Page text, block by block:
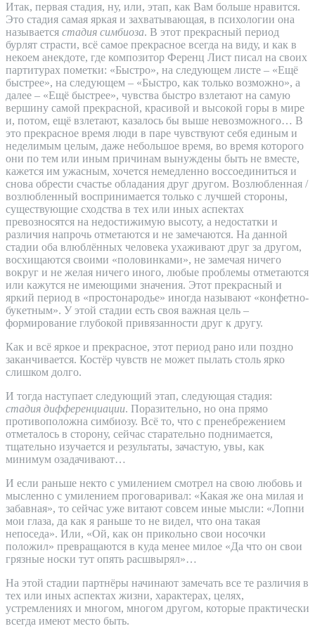
Итак, первая стадия, ну, или, этап, как Вам больше нравится.
Это стадия самая яркая и захватывающая, в психологии она
называется стадия симбиоза. В этот прекрасный период
бурлят страсти, всё самое прекрасное всегда на виду, и как в
некоем анекдоте, где композитор Ференц Лист писал на своих
партитурах пометки: «Быстро», на следующем листе – «Ещё
быстрее», на следующем – «Быстро, как только возможно», а
далее – «Ещё быстрее», чувства быстро взлетают на самую
вершину самой прекрасной, красивой и высокой горы в мире
и, потом, ещё взлетают, казалось бы выше невозможного… В
это прекрасное время люди в паре чувствуют себя единым и
неделимым целым, даже небольшое время, во время которого
они по тем или иным причинам вынуждены быть не вместе,
кажется им ужасным, хочется немедленно воссоединиться и
снова обрести счастье обладания друг другом. Возлюбленная /
возлюбленный воспринимается только с лучшей стороны,
существующие сходства в тех или иных аспектах
превозносятся на недостижимую высоту, а недостатки и
различия напрочь отметаются и не замечаются. На данной
стадии оба влюблённых человека ухаживают друг за другом,
восхищаются своими «половинками», не замечая ничего
вокруг и не желая ничего иного, любые проблемы отметаются
или кажутся не имеющими значения. Этот прекрасный и
яркий период в «простонародье» иногда называют «конфетно-
букетным». У этой стадии есть своя важная цель –
формирование глубокой привязанности друг к другу.
Как и всё яркое и прекрасное, этот период рано или поздно
заканчивается. Костёр чувств не может пылать столь ярко
слишком долго.
И тогда наступает следующий этап, следующая стадия:
стадия дифференциации. Поразительно, но она прямо
противоположна симбиозу. Всё то, что с пренебрежением
отметалось в сторону, сейчас старательно поднимается,
тщательно изучается и результаты, зачастую, увы, как
минимум озадачивают…
И если раньше некто с умилением смотрел на свою любовь и
мысленно с умилением проговаривал: «Какая же она милая и
забавная», то сейчас уже витают совсем иные мысли: «Лопни
мои глаза, да как я раньше то не видел, что она такая
непоседа». Или, «Ой, как он прикольно свои носочки
положил» превращаются в куда менее милое «Да что он свои
грязные носки тут опять расшвырял»…
На этой стадии партнёры начинают замечать все те различия в
тех или иных аспектах жизни, характерах, целях,
устремлениях и многом, многом другом, которые практически
всегда имеют место быть.